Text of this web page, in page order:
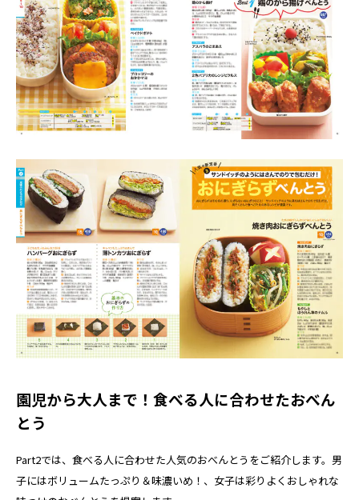
園児から大人まで！食べる人に合わせたおべん
とう
Part2では、食べる人に合わせた人気のおべんとうをご紹介します。男
子にはボリュームたっぷり＆味濃いめ！、女子は彩りよくおしゃれな